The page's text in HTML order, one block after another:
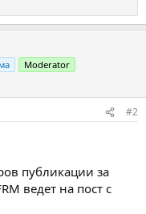
для интернет-
товаров.
Moderator
#2
публикации за
ведет на пост с